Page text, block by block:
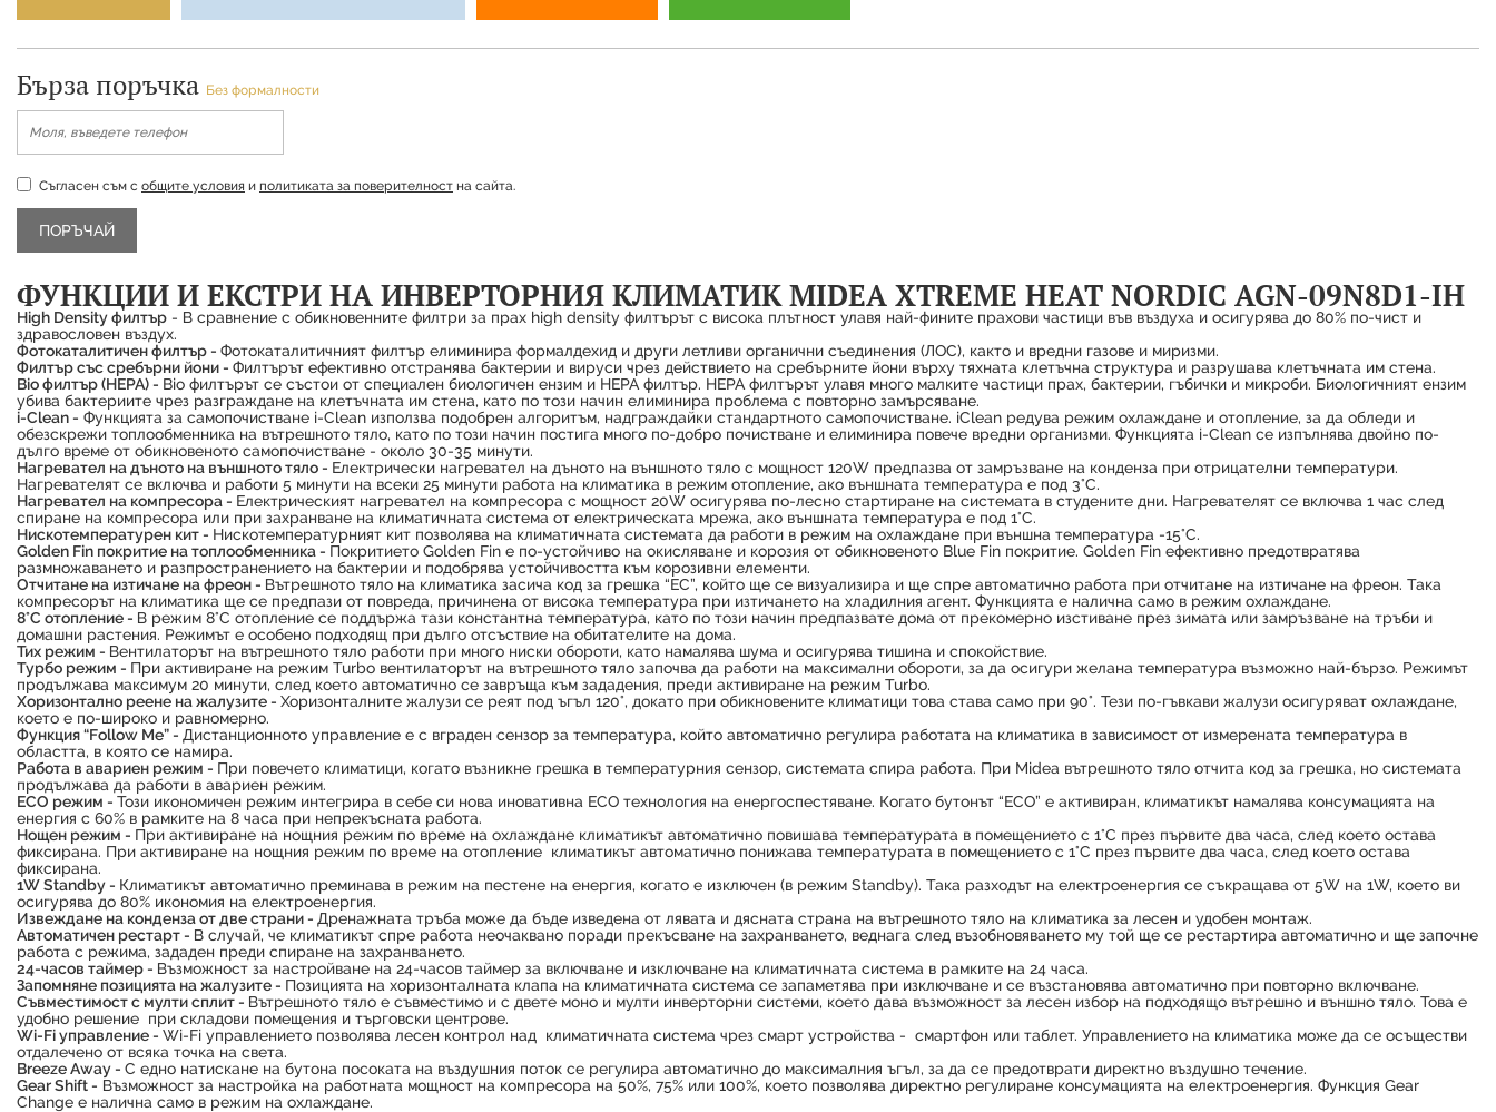
Бърза поръчка Без формалности
Съгласен съм с общите условия и политиката за поверителност на сайта.
ФУНКЦИИ И ЕКСТРИ НА ИНВЕРТОРНИЯ КЛИМАТИК MIDEA XTREME HEAT NORDIC AGN-09N8D1-IH
High Density филтър - В сравнение с обикновенните филтри за прах high density филтърът с висока плътност улавя най-фините прахови частици във въздуха и осигурява до 80% по-чист и
здравословен въздух.
Фотокаталитичен филтър - Фотокаталитичният филтър елиминира формалдехид и други летливи органични съединения (ЛОС), както и вредни газове и миризми.
Филтър със сребърни йони - Филтърът ефективно отстранява бактерии и вируси чрез действието на сребърните йони върху тяхната клетъчна структура и разрушава клетъчната им стена.
Bio филтър (HEPA) - Bio филтърът се състои от специален биологичен ензим и HEPA филтър. HEPA филтърът улавя много малките частици прах, бактерии, гъбички и микроби. Биологичният ензим
убива бактериите чрез разграждане на клетъчната им стена, като по този начин елиминира проблема с повторно замърсяване.
i-Clean - Функцията за самопочистване i-Clean използва подобрен алгоритъм, надграждайки стандартното самопочистване. iClean редува режим охлаждане и отопление, за да обледи и
обезскрежи топлообменника на вътрешното тяло, кaто по този начин постига много по-добро почистване и елиминира повече вредни организми. Функцията i-Clean се изпълнява двойно по-
дълго време от обикновеното самопочистване - около 30-35 минути.
Нагревател на дъното на външното тяло - Електрически нагревател на дъното на външното тяло с мощност 120W предпазва от замръзване на конденза при отрицателни температури.
Нагревателят се включва и работи 5 минути на всеки 25 минути работа на климатика в режим отопление, ако външната температура е под 3°C.
Нагревател на компресора - Електрическият нагревател на компресора с мощност 20W осигурява по-лесно стартиране на системата в студените дни. Нагревателят се включва 1 час след
спиране на компресора или при захранване на климатичната система от електрическата мрежа, ако външната температура е под 1°C.
Нискотемпературен кит - Нискотемпературният кит позволява на климатичната системата да работи в режим на охлаждане при външна температура -15°C.
Golden Fin покритие на топлообменника - Покритието Golden Fin е по-устойчиво на окисляване и корозия от обикновеното Blue Fin покритие. Golden Fin ефективно предотвратява
размножаването и разпространението на бактерии и подобрява устойчивостта към корозивни елементи.
Отчитане на изтичане на фреон - Вътрешното тяло на климатика засича код за грешка “EC”, който ще се визуализира и ще спре автоматично работа при отчитане на изтичане на фреон. Така
компресорът на климатика ще се предпази от повреда, причинена от висока температура при изтичането на хладилния агент. Функцията е налична само в режим охлаждане.
8°C отопление - В режим 8°C отопление се поддържа тази константна температура, като по този начин предпазвате дома от прекомерно изстиване през зимата или замръзване на тръби и
домашни растения. Режимът е особено подходящ при дълго отсъствие на обитателите на дома.
Тих режим - Вентилаторът на вътрешното тяло работи при много ниски обороти, като намалява шума и осигурява тишина и спокойствие.
Турбо режим - При активиране на режим Turbo вентилаторът на вътрешното тяло започва да работи на максимални обороти, за да осигури желана температура възможно най-бързо. Режимът
продължава максимум 20 минути, след което автоматично се завръща към зададения, преди активиране на режим Turbo.
Хоризонтално реене на жалузите - Хоризонталните жалузи се реят под ъгъл 120°, докато при обикновените климатици това става само при 90°. Тези по-гъвкави жалузи осигуряват охлаждане,
което е по-широко и равномерно.
Функция “Follow Me” - Дистанционното управление е с вграден сензор за температура, който автоматично регулира работата на климатика в зависимост от измерената температура в
областта, в която се намира.
Работа в авариен режим - При повечето климатици, когато възникне грешка в температурния сензор, системата спира работа. При Midea вътрешното тяло отчита код за грешка, но системата
продължава да работи в авариен режим.
ECO режим - Този икономичен режим интегрира в себе си нова иновативна ECO технология на енергоспестяване. Когато бутонът “ECO” е активиран, климатикът намалява консумацията на
енергия с 60% в рамките на 8 часа при непрекъсната работа.
Нощен режим - При активиране на нощния режим по време на охлаждане климатикът автоматично повишава температурата в помещението с 1°C през първите два часа, след което остава
фиксирана. При активиране на нощния режим по време на отопление климатикът автоматично понижава температурата в помещението с 1°C през първите два часа, след което остава
фиксирана.
1W Standby - Климатикът автоматично преминава в режим на пестене на енергия, когато е изключен (в режим Standby). Така разходът на електроенергия се съкращава от 5W на 1W, което ви
осигурява до 80% икономия на електроенергия.
Извеждане на конденза от две страни - Дренажната тръба може да бъде изведена от лявата и дясната страна на вътрешното тяло на климатика за лесен и удобен монтаж.
Автоматичен рестарт - В случай, че климатикът спре работа неочаквано поради прекъсване на захранването, веднага след възобновяването му той ще се рестартира автоматично и ще започне
работа с режима, зададен преди спиране на захранването.
24-часов таймер - Възможност за настройване на 24-часов таймер за включване и изключване на климатичната система в рамките на 24 часа.
Запомняне позицията на жалузите - Позицията на хоризонталната клапа на климатичната система се запаметява при изключване и се възстановява автоматично при повторно включване.
Съвместимост с мулти сплит - Вътрешното тяло е съвместимо и с двете моно и мулти инверторни системи, което дава възможност за лесен избор на подходящо вътрешно и външно тяло. Това е
удобно решение при складови помещения и търговски центрове.
Wi-Fi управление - Wi-Fi управлението позволява лесен контрол над климатичната система чрез смарт устройства - смартфон или таблет. Управлението на климатика може да се осъществи
отдалечено от всяка точка на света.
Breeze Away - С едно натискане на бутона посоката на въздушния поток се регулира автоматично до максималния ъгъл, за да се предотврати директно въздушно течение.
Gear Shift - Възможност за настройка на работната мощност на компресора на 50%, 75% или 100%, което позволява директно регулиране консумацията на електроенергия. Функция Gear
Change е налична само в режим на охлаждане.